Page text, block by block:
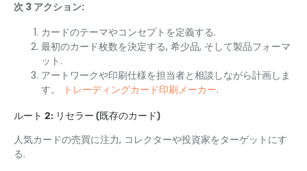
次 3 アクション:
カードのテーマやコンセプトを定義する.
最初のカード枚数を決定する, 希少品, そして製品フォーマ
ット.
アートワークや印刷仕様を担当者と相談しながら計画しま
す。
トレーディングカード印刷メーカー.
ルート 2: リセラー (既存のカード)
人気カードの売買に注力, コレクターや投資家をターゲットにす
る.